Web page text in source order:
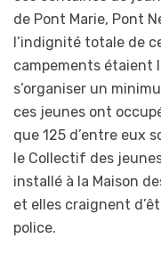
de Pont Marie, Pont
l’indignité totale de
campements étaient
s’organiser un
ces jeunes ont
que 125 d’entre eux
le Collectif des
installé à la Maison
et elles craignent
police.